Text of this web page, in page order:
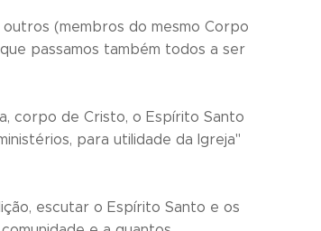
(membros do mesmo Corpo
passamos também todos a ser
corpo de Cristo, o Espírito Santo
para utilidade da Igreja"
escutar o Espírito Santo e os